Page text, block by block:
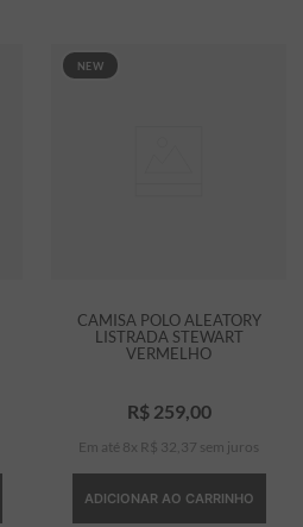
NEW
CAMISA POLO ALEATORY
LISTRADA STEWART
VERMELHO
R$ 259, 00
Em até 8 x R$ 32 37 sem juros
ADICIONAR AO CARRINHO